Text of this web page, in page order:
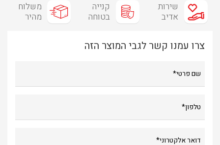
שירות
אדיב
קנייה
בטוחה
משלוח
מהיר
צרו עמנו קשר לגבי המוצר הזה